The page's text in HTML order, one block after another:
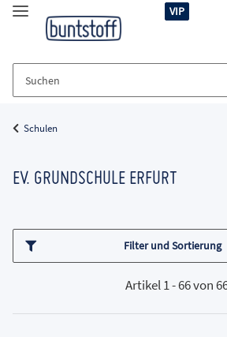
VIP
Schulen
EV. GRUNDSCHULE ERFURT
Filter und Sortierung
Artikel 1 - 66 von